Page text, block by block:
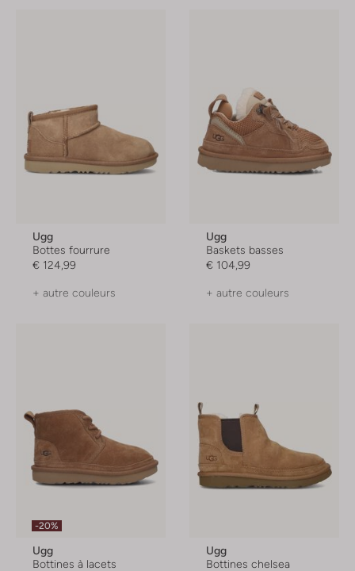
Ugg
Bottes fourrure
€ 124,99
+ autre couleurs
Ugg
Baskets basses
€ 104,99
+ autre couleurs
-20%
Ugg
Bottines à lacets
Ugg
Bottines chelsea